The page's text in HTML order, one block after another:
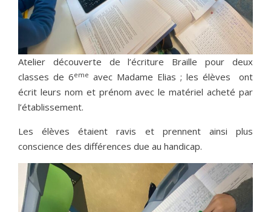
Atelier découverte de l’écriture Braille pour deux
classes de 6eme avec Madame Elias ; les élèves ont
écrit leurs nom et prénom avec le matériel acheté par
l’établissement.
Les élèves étaient ravis et prennent ainsi plus
conscience des différences due au handicap.